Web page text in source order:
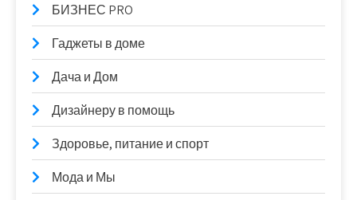
БИЗНЕС PRO
Гаджеты в доме
Дача и Дом
Дизайнеру в помощь
Здоровье, питание и спорт
Мода и Мы